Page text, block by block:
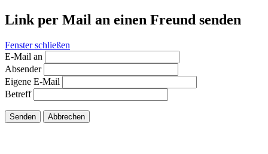
Link per Mail an einen Freund senden
Fenster schließen
E-Mail an
Absender
Eigene E-Mail
Betreff
Senden Abbrechen